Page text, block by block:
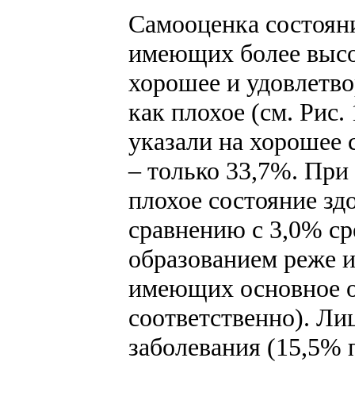
Самооценка
имеющих более
хорошее и
как плохое (см.
указали на хорошее
– только 33,7%. При
плохое состояние
сравнению с 3,0%
образованием реже
имеющих основное
соответственно).
заболевания